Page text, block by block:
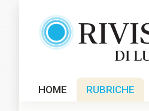
HOME RUBRICHE